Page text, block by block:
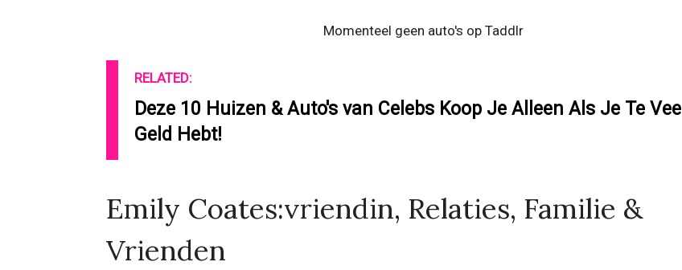
Momenteel geen auto's op Taddlr
RELATED:
Deze 10 Huizen & Auto's van Celebs Koop Je Alleen Als Je Te Veel
Geld Hebt!
Emily Coates:vriendin, Relaties, Familie &
Vrienden